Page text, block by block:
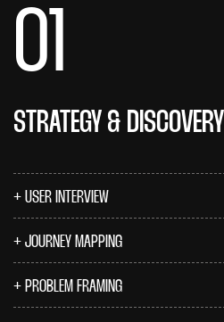
01
STRATEGY & DISCOVERY
USER INTERVIEW
JOURNEY MAPPING
PROBLEM FRAMING